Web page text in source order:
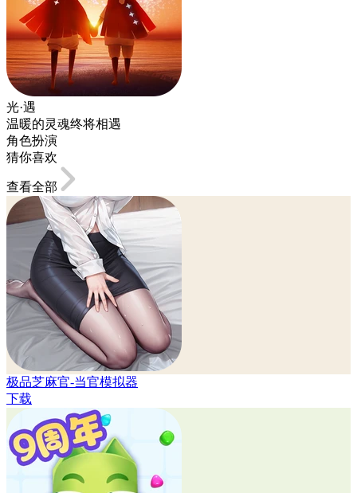
光·遇
温暖的灵魂终将相遇
角色扮演
猜你喜欢
查看全部
极品芝麻官-当官模拟器
下载